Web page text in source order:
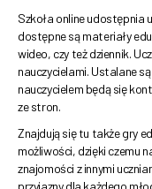
Szkoła online udostępnia
dostępne są materiały
wideo, czy też dziennik.
nauczycielami. Ustalane
nauczycielem będą się
ze stron.
Znajdują się tu także gry
możliwości, dzięki czemu
znajomości z innymi
przyjazny dla każdego